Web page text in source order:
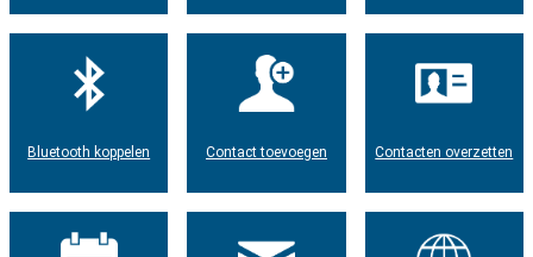
Bluetooth koppelen Contact toevoegen Contacten overzetten